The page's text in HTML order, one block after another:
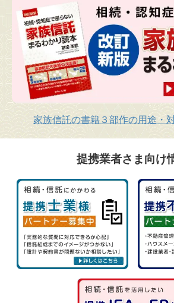
家族信託の書籍３部作の用途・
提携業者さま向け